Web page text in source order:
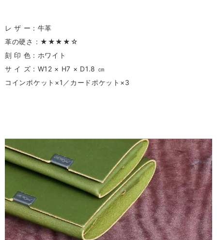
レ ザ ー : 牛革
革の硬さ : ★★★★☆
刻 印 色 : ホワイト
サ イ ズ : W12 × H7 × D1.8 ㎝
コインポケット×1／カードポケット×3